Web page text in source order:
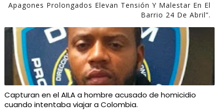
Apagones Prolongados Elevan Tensión Y Malestar En El
Barrio 24 De Abril”.
Capturan en el AILA a hombre acusado de homicidio
cuando intentaba viajar a Colombia.